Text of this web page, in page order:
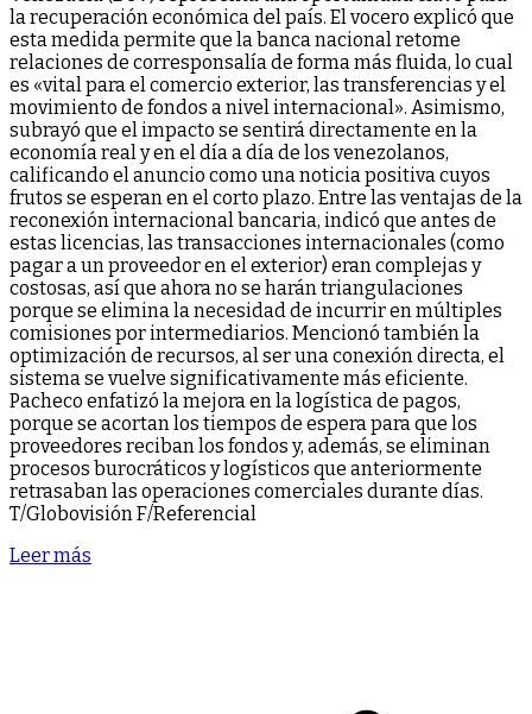
la recuperación económica del país. El vocero explicó que
esta medida permite que la banca nacional retome
relaciones de corresponsalía de forma más fluida, lo cual
es «vital para el comercio exterior, las transferencias y el
movimiento de fondos a nivel internacional». ​Asimismo,
subrayó que el impacto se sentirá directamente en la
economía real y en el día a día de los venezolanos,
calificando el anuncio como una noticia positiva cuyos
frutos se esperan en el corto plazo. Entre las ventajas de la
reconexión internacional bancaria, indicó que antes de
estas licencias, las transacciones internacionales (como
pagar a un proveedor en el exterior) eran complejas y
costosas, así que ahora no se harán triangulaciones
porque se elimina la necesidad de incurrir en múltiples
comisiones por intermediarios. Mencionó también la
optimización de recursos, al ser una conexión directa, el
sistema se vuelve significativamente más eficiente.
Pacheco enfatizó la mejora en la logística de pagos,
porque se acortan los tiempos de espera para que los
proveedores reciban los fondos y, además, se eliminan
procesos burocráticos y logísticos que anteriormente
retrasaban las operaciones comerciales durante días.
T/Globovisión F/Referencial
Leer más